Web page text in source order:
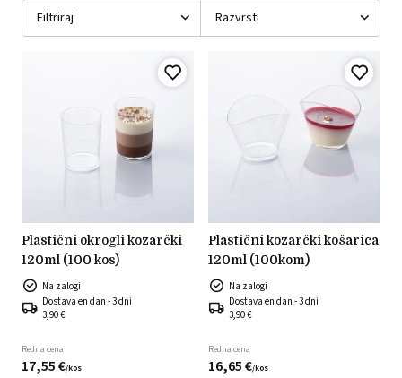
Filtriraj Razvrsti
plastični okrogli kozarčki
120ml (100 kos)
Na zalogi
Dostava en dan - 3 dni
3,90 €
Redna cena
17,55€/kos
plastični kozarčki košarica
120ml (100kom)
Na zalogi
Dostava en dan - 3 dni
3,90 €
Redna cena
16,65€/kos